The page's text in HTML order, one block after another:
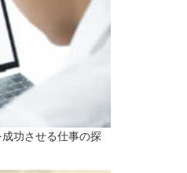
功させる仕事の探